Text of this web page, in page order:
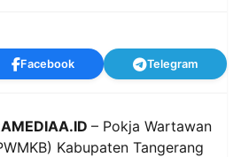
Facebook Telegram
– Pokja Wartawan
Kabupaten Tangerang